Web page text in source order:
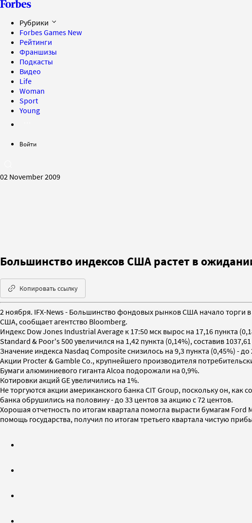
Рубрики
Forbes Games New
Рейтинги
Франшизы
Подкасты
Видео
Life
Woman
Sport
Young
Войти
02 November 2009
Большинство индексов США растет в
Копировать ссылку
2 ноября. IFX-News - Большинство фондовых рынков США начало торги
США, сообщает агентство Bloomberg.
Индекс Dow Jones Industrial Average к 17:50 мск вырос на 17,16 пункта
Standard & Poor's 500 увеличился на 1,42 пункта (0,14%), составив
Значение индекса Nasdaq Composite снизилось на 9,3 пункта (0,45%) - до
Акции Procter & Gamble Co., крупнейшего производителя
Бумаги алюминиевого гиганта Alcoa подорожали на 0,9%.
Котировки акций GE увеличились на 1%.
Не торгуются акции американского банка CIT Group, поскольку он,
банка обрушились на половину - до 33 центов за акцию с 72 центов.
Хорошая отчетность по итогам квартала помогла вырасти бумагам
помощь государства, получил по итогам третьего квартала чистую